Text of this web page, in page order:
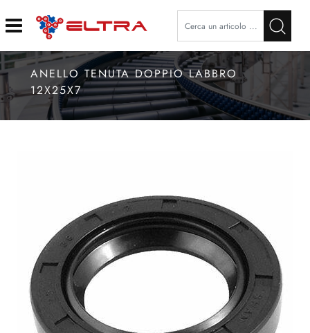
Open
ANELLO TENUTA DOPPIO LABBRO
12X25X7